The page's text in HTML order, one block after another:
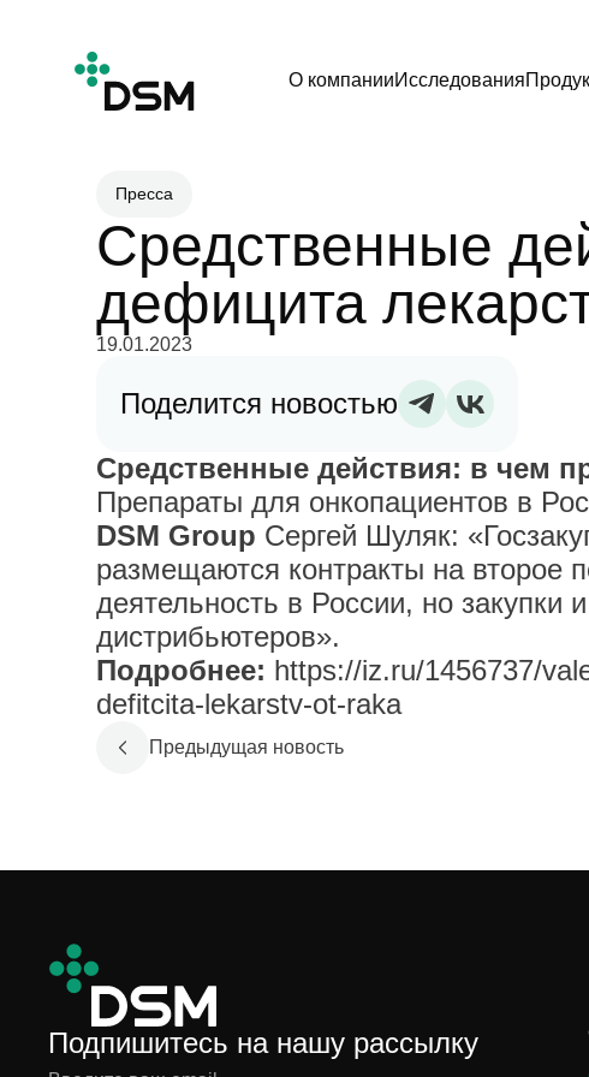
О компанииИсследования
Пресса
Средственные
дефицита
19.01.2023
Поделится новостью
Средственные действия: в чем
Препараты для онкопациентов в
DSM Group Сергей Шуляк:
размещаются контракты на второе
деятельность в России, но закупки
дистрибьютеров».
Подробнее: https://iz.ru/1456737/
defitcita-lekarstv-ot-raka
Предыдущая новость
Подпишитесь на нашу рассылку